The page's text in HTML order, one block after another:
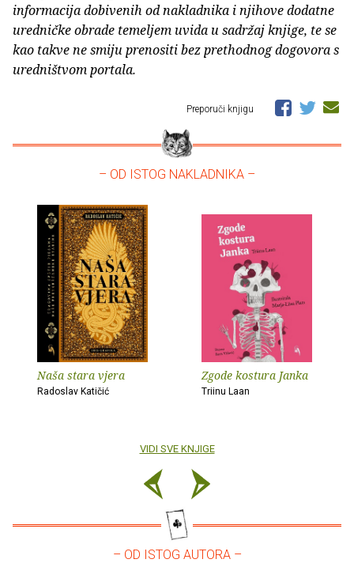
informacija dobivenih od nakladnika i njihove dodatne
uredničke obrade temeljem uvida u sadržaj knjige, te se
kao takve ne smiju prenositi bez prethodnog dogovora s
uredništvom portala.
Preporuči knjigu
– OD ISTOG NAKLADNIKA –
Naša stara vjera
Radoslav Katičić
Zgode kostura Janka
Triinu Laan
VIDI SVE KNJIGE
– OD ISTOG AUTORA –